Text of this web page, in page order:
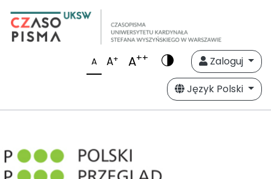
A A+ A++
Zaloguj
Język Polski